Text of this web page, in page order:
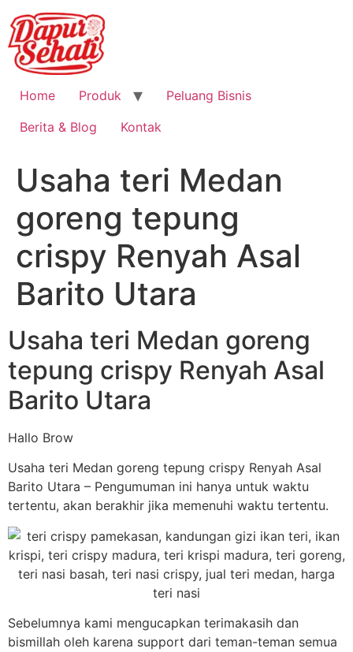
Home Produk
Peluang Bisnis
Berita & Blog
Kontak
Usaha teri Medan
goreng tepung
crispy Renyah Asal
Barito Utara
Usaha teri Medan goreng
tepung crispy Renyah Asal
Barito Utara
Hallo Brow
Usaha teri Medan goreng tepung crispy Renyah Asal
Barito Utara – Pengumuman ini hanya untuk waktu
tertentu, akan berakhir jika memenuhi waktu tertentu.
Sebelumnya kami mengucapkan terimakasih dan
bismillah oleh karena support dari teman-teman semua